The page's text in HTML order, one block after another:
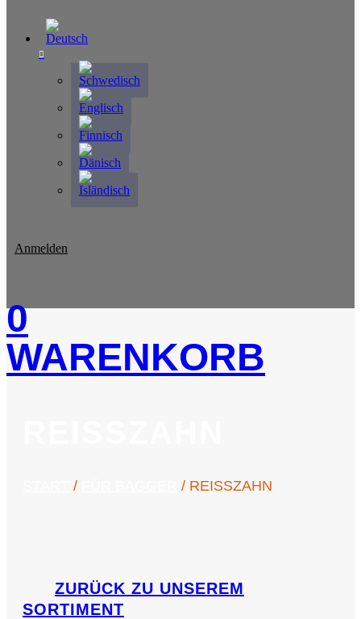
Anmelden
0
WARENKORB
/ / REISSZAHN
ZURÜCK ZU UNSEREM
SORTIMENT